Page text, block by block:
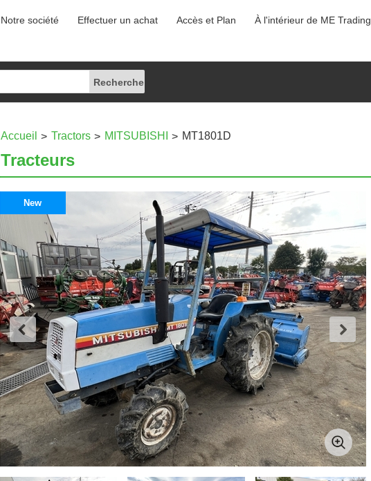
Notre société Effectuer un achat Accès et Plan À l'intérieur de ME Trading
Accueil Tractors MITSUBISHI MT1801D
Tracteurs
New